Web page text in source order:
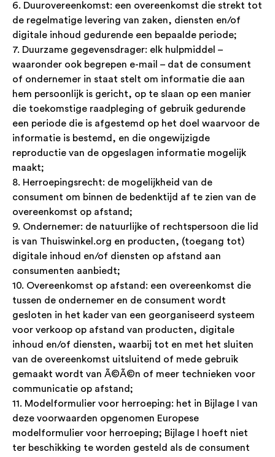
6. Duurovereenkomst: een overeenkomst die strekt tot
de regelmatige levering van zaken, diensten en/of
digitale inhoud gedurende een bepaalde periode;
7. Duurzame gegevensdrager: elk hulpmiddel –
waaronder ook begrepen e-mail – dat de consument
of ondernemer in staat stelt om informatie die aan
hem persoonlijk is gericht, op te slaan op een manier
die toekomstige raadpleging of gebruik gedurende
een periode die is afgestemd op het doel waarvoor de
informatie is bestemd, en die ongewijzigde
reproductie van de opgeslagen informatie mogelijk
maakt;
8. Herroepingsrecht: de mogelijkheid van de
consument om binnen de bedenktijd af te zien van de
overeenkomst op afstand;
9. Ondernemer: de natuurlijke of rechtspersoon die lid
is van Thuiswinkel.org en producten, (toegang tot)
digitale inhoud en/of diensten op afstand aan
consumenten aanbiedt;
10. Overeenkomst op afstand: een overeenkomst die
tussen de ondernemer en de consument wordt
gesloten in het kader van een georganiseerd systeem
voor verkoop op afstand van producten, digitale
inhoud en/of diensten, waarbij tot en met het sluiten
van de overeenkomst uitsluitend of mede gebruik
gemaakt wordt van Ã©Ã©n of meer technieken voor
communicatie op afstand;
11. Modelformulier voor herroeping: het in Bijlage I van
deze voorwaarden opgenomen Europese
modelformulier voor herroeping; Bijlage I hoeft niet
ter beschikking te worden gesteld als de consument